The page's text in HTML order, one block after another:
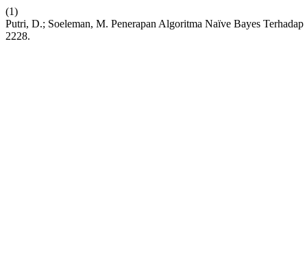
(1)
Putri, D.; Soeleman, M. Penerapan Algoritma Naïve Bayes
2228.